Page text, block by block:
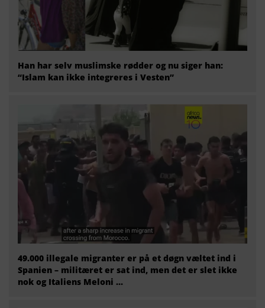
Han har selv muslimske rødder og nu siger han:
“Islam kan ikke integreres i Vesten”
49.000 illegale migranter er på et døgn væltet ind i
Spanien – militæret er sat ind, men det er slet ikke
nok og Italiens Meloni ...